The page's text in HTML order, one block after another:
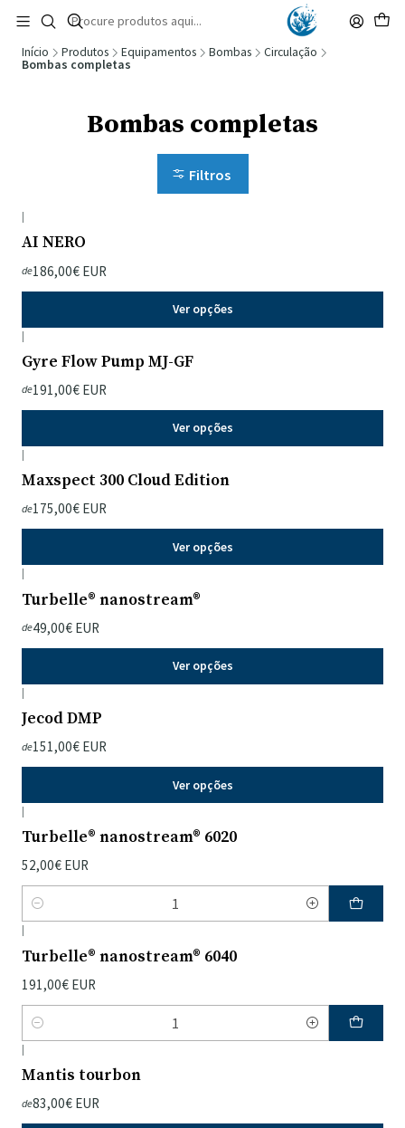
🚚 Portugal Continental: Portes Grátis desde 149,90€ (Envio extresso: 14,90€)
Ler mais
Início Produtos Equipamentos Bombas
Circulação
Bombas completas
Bombas completas
Filtros
|
AI NERO
de186,00€ EUR
Ver opções
|
Gyre Flow Pump MJ-GF
de191,00€ EUR
Ver opções
|
Maxspect 300 Cloud Edition
de175,00€ EUR
Ver opções
|
Turbelle® nanostream®
de49,00€ EUR
Ver opções
|
Jecod DMP
de151,00€ EUR
Ver opções
|
Turbelle® nanostream® 6020
52,00€ EUR
Quantidade
|
Turbelle® nanostream® 6040
191,00€ EUR
Quantidade
|
Mantis tourbon
de83,00€ EUR